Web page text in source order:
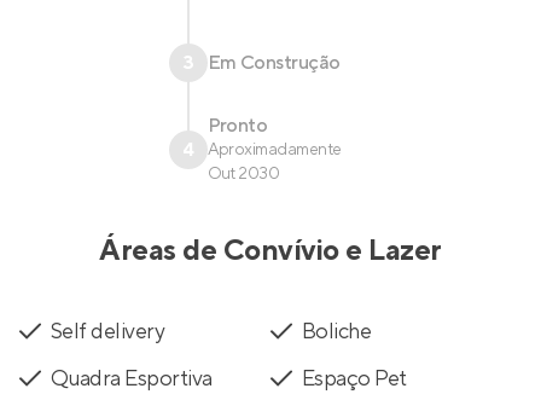
3 Em Construção
4
Pronto
Aproximadamente
Out 2030
Áreas de Convívio e Lazer
Self delivery
Boliche
Quadra Esportiva
Espaço Pet